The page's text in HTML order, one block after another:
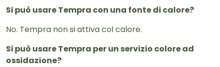
Si può usare Tempra con una fonte di calore?
No. Tempra non si attiva col calore.
Si può usare Tempra per un servizio colore ad
ossidazione?